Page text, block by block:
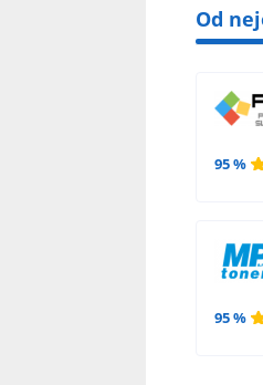
Od
95 %
95 %